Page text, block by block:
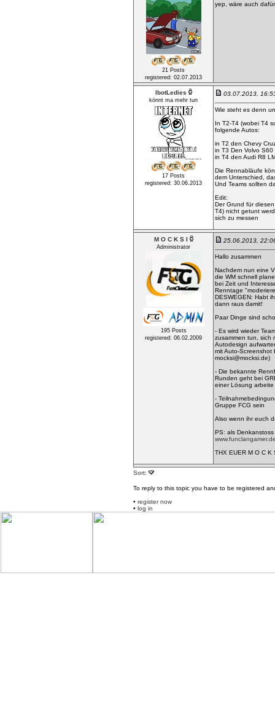
21 Posts
registered: 02.07.2013
yep, wäre auch
IbotLedies
könnt ma mehr tun
17 Posts
registered: 30.06.2013
03.07.2013,
Wie steht es denn
In T2-T4 (wobei T4
folgende Autos:
in T2 den Chevy
in T3 Den Volvo
in T4 den Audi R8
Die Rennabläufe
dem Unterschied,
Und Teams sollten
Edit:
Der Grund für
T4) nicht getunt
sich zu messen
M O C K S I
Administrator
195 Posts
registered: 06.02.2009
25.06.2013,
Hallo zusammen
Nachdem nun eine
die WM schnell
bei Zeit und
Renntage
DESWEGEN: Habt
dann raus damit!
Paar Dinge sind
- Es wird wieder
zusammen tun, sich
Autodesign
mit Auto-Screenshot
mocksi@mocksi.de)
- Die bekannte
Runden geht bei
einer Lösung
-
Gruppe FCG sein
Also wenn ihr euch
PS: als
THX EUER M O C K
Sort:
To reply to this topic you have to be registered
• register now
• log in